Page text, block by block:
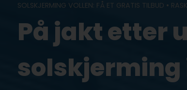
SOLSKJERMING VOLLEN: FÅ ET GRATIS TILBUD •
På jakt etter
solskjerming